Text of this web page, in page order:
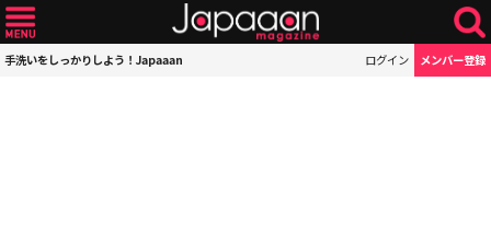
手洗いをしっかりしよう！Japaaan ログイン メンバー登録